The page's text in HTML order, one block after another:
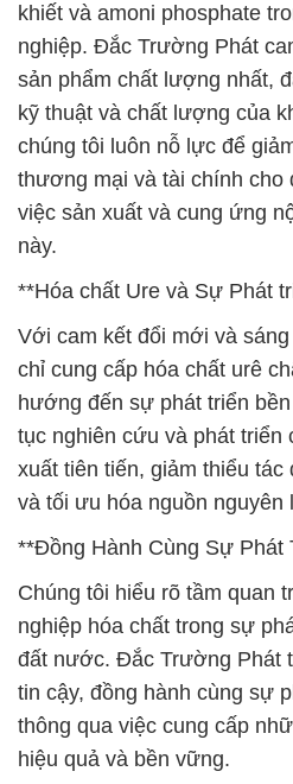
khiết và amoni phosphate
nghiệp. Đắc Trường Phát
sản phẩm chất lượng nhất,
kỹ thuật và chất lượng của
chúng tôi luôn nỗ lực để
thương mại và tài chính cho
việc sản xuất và cung ứng
này.
**Hóa chất Ure và Sự Phát
Với cam kết đổi mới và
chỉ cung cấp hóa chất urê
hướng đến sự phát triển
tục nghiên cứu và phát triển
xuất tiên tiến, giảm thiểu
và tối ưu hóa nguồn nguyên
**Đồng Hành Cùng Sự Phát
Chúng tôi hiểu rõ tầm quan
nghiệp hóa chất trong sự
đất nước. Đắc Trường Phát
tin cậy, đồng hành cùng sự
thông qua việc cung cấp
hiệu quả và bền vững.